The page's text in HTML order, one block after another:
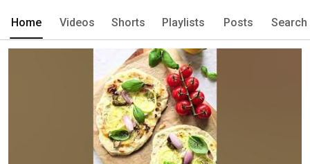
Home Videos Shorts Playlists Posts Search